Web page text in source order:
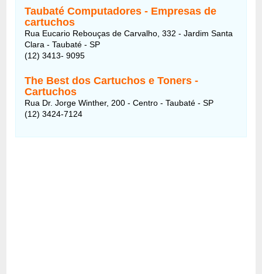
Taubaté Computadores - Empresas de
cartuchos
Rua Eucario Rebouças de Carvalho, 332 - Jardim Santa
Clara - Taubaté - SP
(12) 3413- 9095
The Best dos Cartuchos e Toners -
Cartuchos
Rua Dr. Jorge Winther, 200 - Centro - Taubaté - SP
(12) 3424-7124